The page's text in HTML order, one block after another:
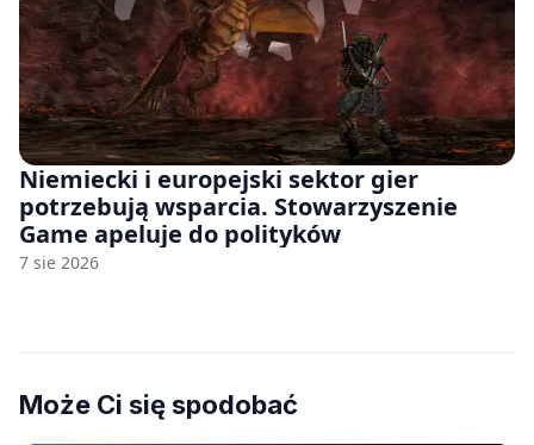
Niemiecki i europejski sektor gier
potrzebują wsparcia. Stowarzyszenie
Game apeluje do polityków
7 sie 2026
Może Ci się spodobać